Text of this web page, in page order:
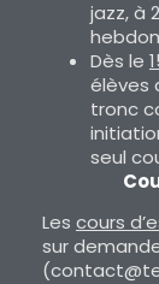
jazz, à
Dès le
élèves
tronc
seul
Les cours
sur